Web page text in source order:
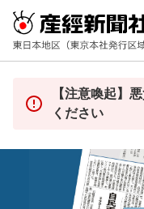
【注意喚起】
ください